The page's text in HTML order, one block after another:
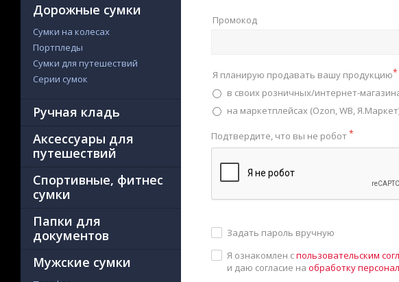
Дорожные сумки
Сумки на колесах
Портпледы
Сумки для путешествий
Серии сумок
Ручная кладь
Аксессуары для
путешествий
Спортивные, фитнес
сумки
Папки для
документов
Мужские сумки
Промокод
Я планирую продавать вашу продукцию*
в своих розничных/интернет-
на маркетплейсах (Ozon, WB,
Подтвердите, что вы не робот*
Задать пароль вручную
Я ознакомлен спользовательским
и даю согласие на обработку